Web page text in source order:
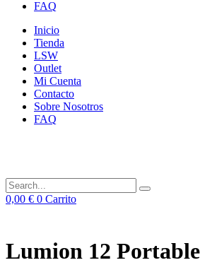
FAQ
Inicio
Tienda
LSW
Outlet
Mi Cuenta
Contacto
Sobre Nosotros
FAQ
0,00 € 0 Carrito
Lumion 12